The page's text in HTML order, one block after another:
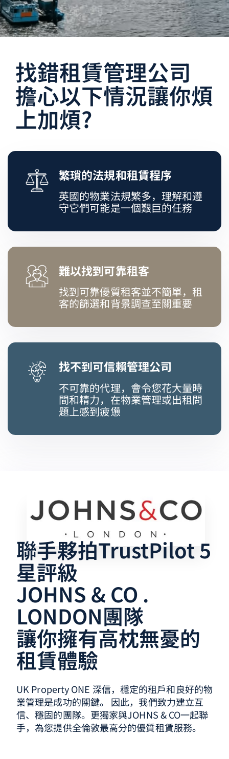
找錯租賃管理公司
擔心以下情況讓你煩
上加煩?
繁瑣的法規和租賃程序
英國的物業法規繁多，理解和遵
守它們可能是一個艱巨的任務
難以找到可靠租客
找到可靠優質租客並不簡單，租
客的篩選和背景調查至關重要
找不到可信賴管理公司
不可靠的代理，會令您花大量時
間和精力，在物業管理或出租問
題上感到疲憊
聯手夥拍TrustPilot 5
星評級
JOHNS & CO .
LONDON團隊
讓你擁有高枕無憂的
租賃體驗
UK Property ONE 深信，穩定的租戶和良好的物
業管理是成功的關鍵。 因此，我們致力建立互
信、穩固的團隊。更獨家與JOHNS & CO一起聯
手，為您提供全倫敦最高分的優質租賃服務。